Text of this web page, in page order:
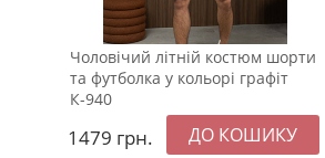
Чоловічий літній костюм шорти
та футболка у кольорі графіт
К-940
1479 грн.